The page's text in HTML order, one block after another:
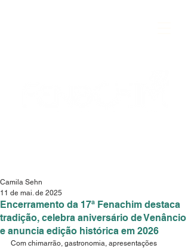
Encerramento da 17ª Fenachim destaca
tradição, celebra aniversário de Venâncio
e anuncia edição histórica em 2026
Camila Sehn
11 de mai. de 2025
Com chimarrão, gastronomia, apresentações